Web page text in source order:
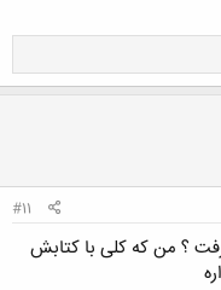
#11
؟ من که کلی با کتابش